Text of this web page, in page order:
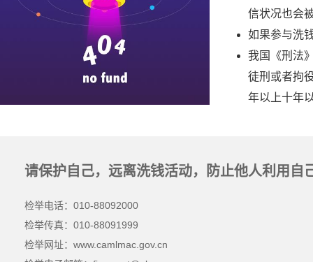
信状况也会
如果参与洗
我国《刑法
徒刑或者拘
年以上十年
请保护自己，远离洗钱活动，防止他人利用自
检举电话：010-88092000
检举传真：010-88091999
检举网址：www.camlmac.gov.cn